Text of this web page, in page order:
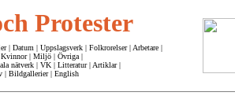
Protester
|Datum | Uppslagsverk| Folkrorelser| Arbetare|
Kvinnor| Miljö | Övriga |
nätverk | VK | Litteratur| Artiklar|
| Bildgallerier| English